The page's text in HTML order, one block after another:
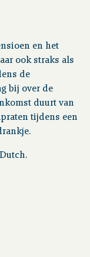
en het
ook straks als
de
bij over de
duurt van
tijdens een